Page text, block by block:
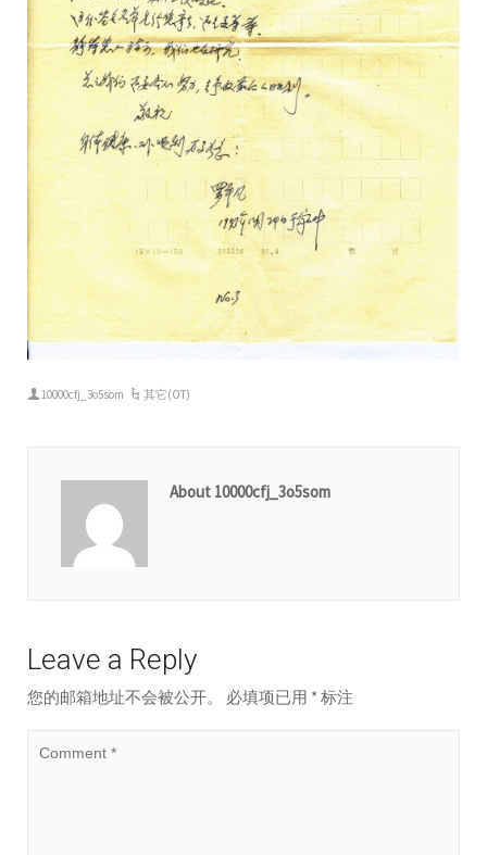
10000cfj_3o5som 其它(OT)
About 10000cfj_3o5som
Leave a Reply
您的邮箱地址不会被公开。 必填项已用 *标注